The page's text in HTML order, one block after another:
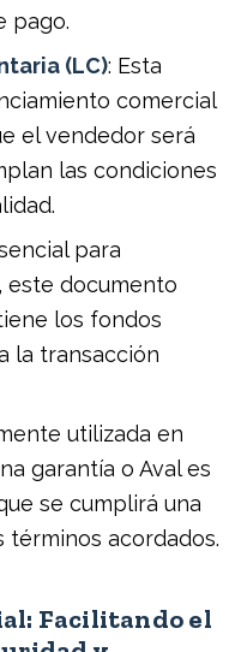
pago.
(LC): Esta
comercial
el vendedor será
las condiciones
para
este documento
los fondos
la transacción
utilizada en
garantía o Aval es
se cumplirá una
acordados.
Facilitando el